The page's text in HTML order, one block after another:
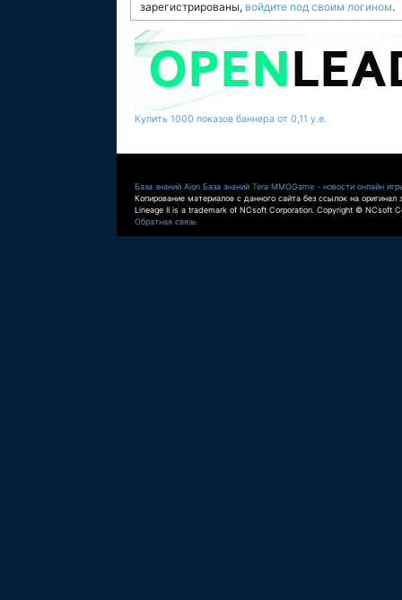
зарегистрированы, войдите под своим логином.
Купить 1000 показов баннера от 0,11 у.е.
База знаний Aion База знаний Tera MMOGame - новости онлайн
Копирование материалов с данного сайта без ссылок на оригинал
Lineage II is a trademark of NCsoft Corporation. Copyright © NCsoft
Обратная связь